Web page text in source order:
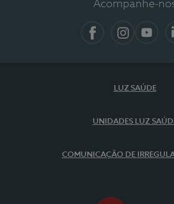
Acompanhe-
LUZ SAÚDE
UNIDADES LUZ
COMUNICAÇÃO DE